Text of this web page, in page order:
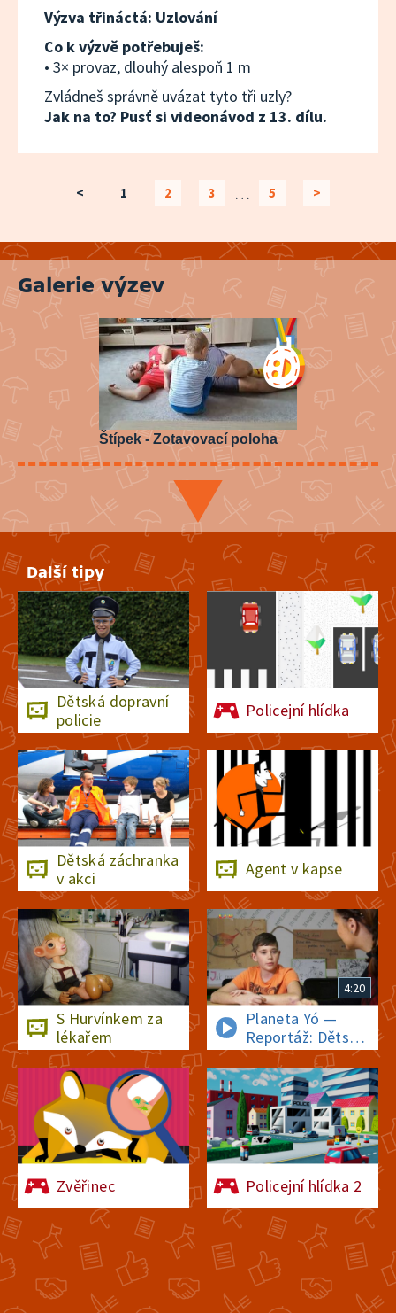
Výzva třináctá: Uzlování
Co k výzvě potřebuješ:
• 3× provaz, dlouhý alespoň 1 m
Zvládneš správně uvázat tyto tři uzly?
Jak na to? Pusť si videonávod z 13. dílu.
< 1 2 3 … 5 >
Galerie výzev
Štípek - Zotavovací poloha
Hasiči Řehlovice -Šátkový
závěs ruky
Fedorek - Test zdatnosti
Další tipy
Dětská dopravní
policie
Policejní hlídka
Dětská záchranka
v akci
Agent v kapse
S Hurvínkem za
lékařem
4:20
Planeta Yó —
Reportáž: Dětský
čin roku -
záchrana
kamarádova
života
Zvěřinec Policejní hlídka 2